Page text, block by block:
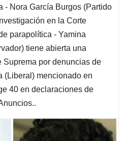
- Nora García Burgos (Partido
en la Corte
parapolítica - Yamina
tiene abierta una
por denuncias de
(Liberal) mencionado en
40 en declaraciones de